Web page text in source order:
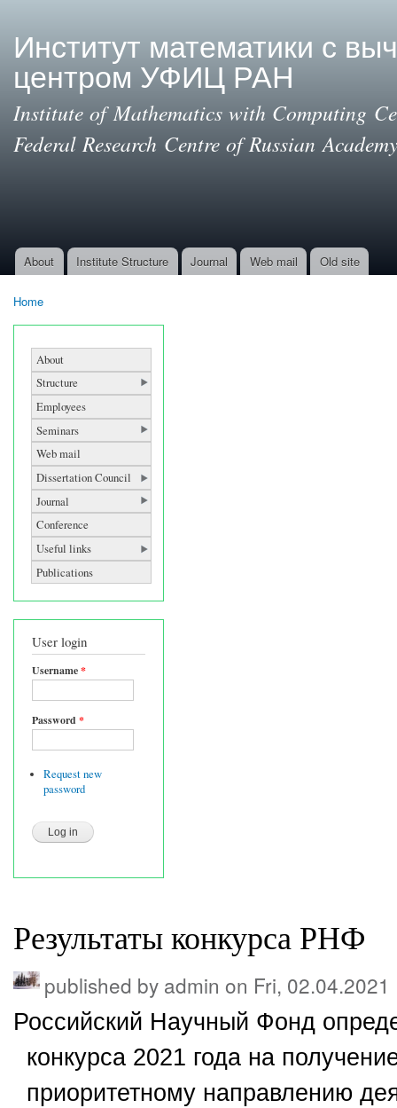
Институт математики с
центром УФИЦ РАН
Institute of Mathematics with Computing
Federal Research Centre of Russian
Main menu
About Institute Structure Journal Web mail Old site
Home
About
Structure
Employees
Seminars
Web mail
Dissertation Council
Journal
Conference
Useful links
Publications
User login
Username*
Password*
Request new
password
Результаты конкурса РНФ
published by admin on Fri, 02.04.2021
Российский Научный Фонд
конкурса 2021 года на
приоритетному направлению